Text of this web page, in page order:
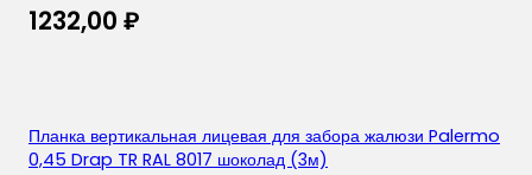
1232,00 ₽
Планка вертикальная лицевая для забора жалюзи Palermo
0,45 Drap TR RAL 8017 шоколад (3м)